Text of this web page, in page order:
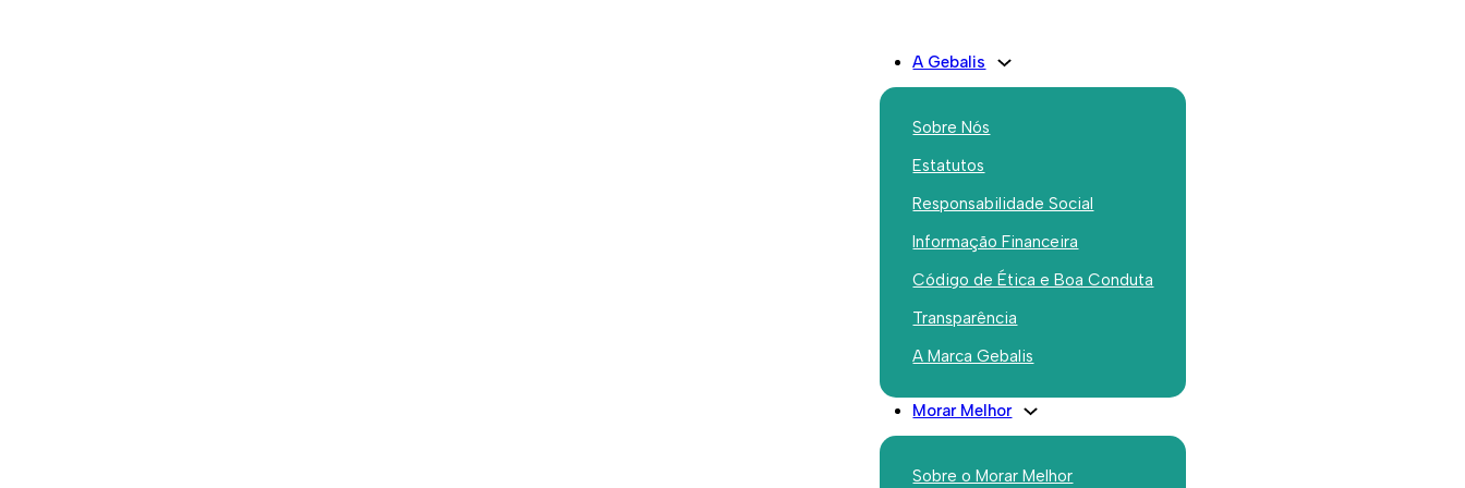
A Gebalis
Sobre Nós
Estatutos
Responsabilidade Social
Informação Financeira
Código de Ética e Boa Conduta
Transparência
A Marca Gebalis
Morar Melhor
Sobre o Morar Melhor
Bairro Olivais Velho
Este bairro encontra-se sob a
Bairro Quinta das
Laranjeiras
O Bairro Quinta das Laranjeiras
foi construído entre 1976 e
1983, após a aquisição da
Quinta das Laranjeiras pela